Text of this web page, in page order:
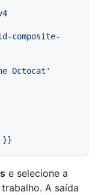
composite-
Octocat'
}}
e selecione a
A saída